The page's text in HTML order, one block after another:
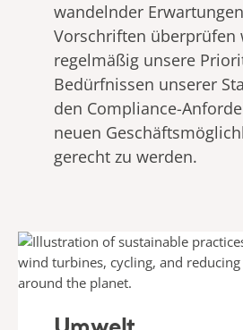
wandelnder
Vorschriften überprüfen
regelmäßig unsere
Bedürfnissen unserer
den Compliance-
neuen
gerecht zu werden.